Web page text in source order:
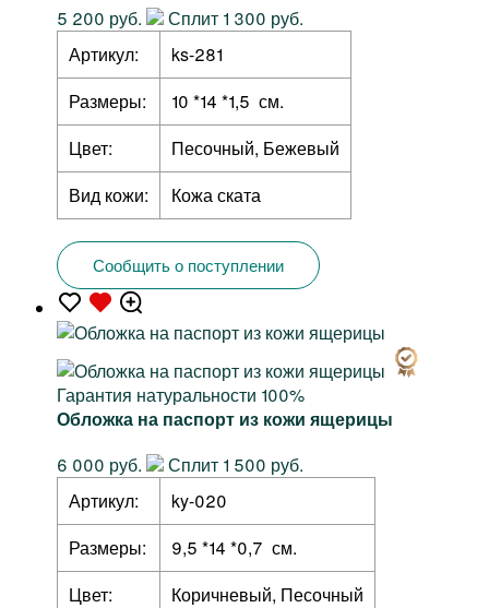
5 200 руб.
Сплит 1 300 руб.
Артикул:
ks-281
Размеры:
10 *14 *1,5 см.
Цвет:
Песочный, Бежевый
Вид кожи:
Кожа ската
Сообщить о поступлении
Гарантия натуральности 100%
Обложка на паспорт из кожи ящерицы
6 000 руб.
Сплит 1 500 руб.
Артикул:
ky-020
Размеры:
9,5 *14 *0,7 см.
Цвет:
Коричневый, Песочный